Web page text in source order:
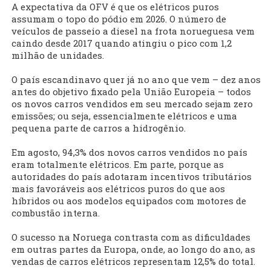
A expectativa da OFV é que os elétricos puros
assumam o topo do pódio em 2026. O número de
veículos de passeio a diesel na frota norueguesa vem
caindo desde 2017 quando atingiu o pico com 1,2
milhão de unidades.
O país escandinavo quer já no ano que vem – dez anos
antes do objetivo fixado pela União Europeia – todos
os novos carros vendidos em seu mercado sejam zero
emissões; ou seja, essencialmente elétricos e uma
pequena parte de carros a hidrogênio.
Em agosto, 94,3% dos novos carros vendidos no país
eram totalmente elétricos. Em parte, porque as
autoridades do país adotaram incentivos tributários
mais favoráveis aos elétricos puros do que aos
híbridos ou aos modelos equipados com motores de
combustão interna.
O sucesso na Noruega contrasta com as dificuldades
em outras partes da Europa, onde, ao longo do ano, as
vendas de carros elétricos representam 12,5% do total.